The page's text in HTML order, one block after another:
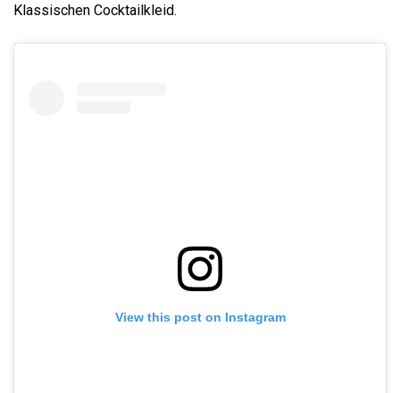
Klassischen Cocktailkleid.
View this post on Instagram